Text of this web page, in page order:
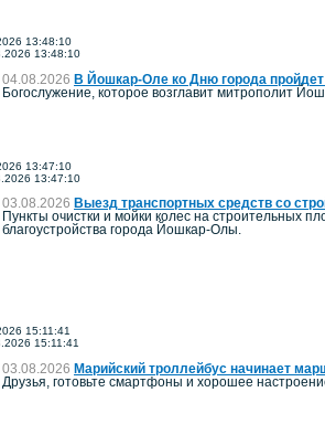
13:48:10
13:48:10
04.08.2026 В Йошкар-Оле ко Дню города
Богослужение, которое возглавит митрополит
13:47:10
13:47:10
03.08.2026 Выезд транспортных средств со
Пункты очистки и мойки колес на строительных
благоустройства города Йошкар-Олы.
15:11:41
15:11:41
03.08.2026 Марийский троллейбус начинает
Друзья, готовьте смартфоны и хорошее